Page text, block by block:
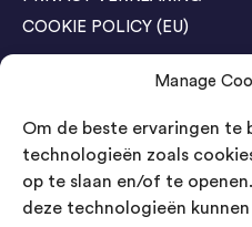
Manage
Om de beste ervaringen te
technologieën zoals
op te slaan en/of te
deze technologieën
COOKIE POLICY (EU)
Agenda Trade Shows
04-05 November / SVG
Bestel GRATIS kaarten
Bestel GRATIS kaarten